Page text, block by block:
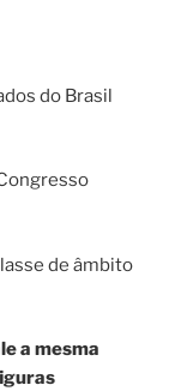
do Brasil
de âmbito
a mesma